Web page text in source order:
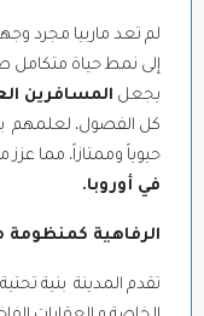
لم تعد ماربيا مجرد
إلى نمط حياة متكامل
يجعل المسافرين
كل الفصول، لعلمهم
حيوياً وممتازاً، مما
في أوروبا.
الرفاهية كمنظومة
تقدم المدينة بنية